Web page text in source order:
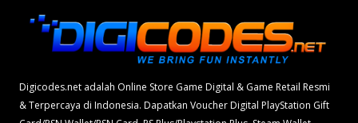
Digicodes.net adalah Online Store Game Digital & Game Retail Resmi
& Terpercaya di Indonesia. Dapatkan Voucher Digital PlayStation Gift